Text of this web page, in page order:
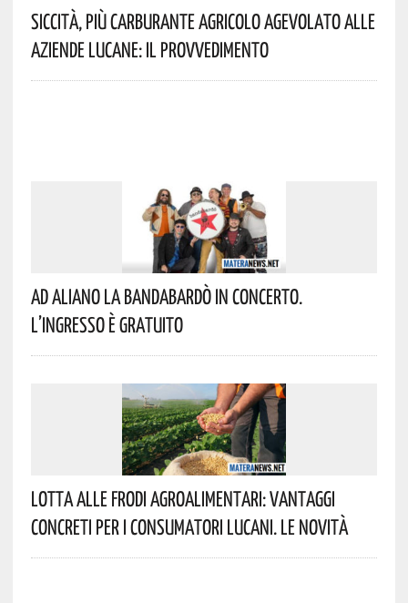
Siccità, Più Carburante Agricolo Agevolato Alle
Aziende Lucane: Il Provvedimento
Ad Aliano La Bandabardò In Concerto.
L’ingresso È Gratuito
Lotta Alle Frodi Agroalimentari: Vantaggi
Concreti Per I Consumatori Lucani. Le Novità